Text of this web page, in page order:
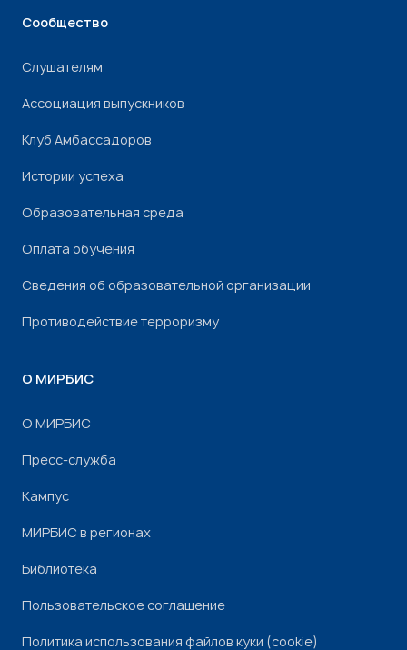
Сообщество
Слушателям
Ассоциация выпускников
Клуб Амбассадоров
Истории успеха
Образовательная среда
Оплата обучения
Сведения об образовательной организации
Противодействие терроризму
О МИРБИС
О МИРБИС
Пресс-служба
Кампус
МИРБИС в регионах
Библиотека
Пользовательское соглашение
Политика использования файлов куки (cookie)